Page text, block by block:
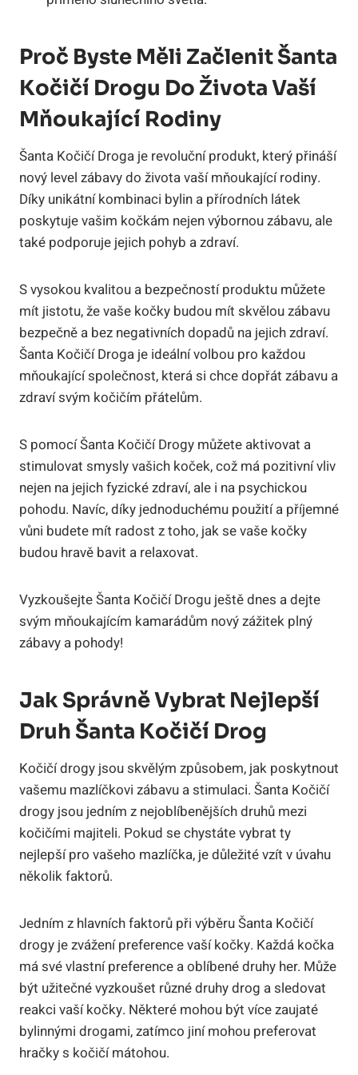
Proč⁢ Byste Měli Začlenit Šanta
Kočičí⁢ Drogu Do Života Vaší
Mňoukající Rodiny
Šanta Kočičí Droga ⁣je⁤ revoluční ‍produkt, který přináší
nový level zábavy do ‍života vaší ⁤mňoukající rodiny.
Díky unikátní kombinaci bylin ⁢a přírodních látek
poskytuje vašim kočkám nejen výbornou ⁣zábavu,‌ ale
také ‍podporuje jejich pohyb a zdraví.
S vysokou kvalitou a ⁣bezpečností produktu můžete
mít jistotu, že vaše⁢ kočky ‌budou mít skvělou‍ zábavu
bezpečně‌ a bez negativních dopadů na jejich zdraví.
Šanta Kočičí Droga je ideální volbou pro každou ​
mňoukající společnost, která si chce dopřát ‌zábavu a
zdraví svým ​kočičím přátelům.
S pomocí Šanta Kočičí Drogy můžete aktivovat a
stimulovat smysly vašich koček, což má pozitivní vliv‍
nejen ⁤na jejich ‌fyzické zdraví, ale⁤ i na psychickou
pohodu. Navíc, díky jednoduchému použití a příjemné
‍vůni budete‌ mít radost z toho, jak ‌se vaše kočky
budou hravě bavit⁢ a relaxovat.
Vyzkoušejte Šanta Kočičí Drogu ještě⁤ dnes a‍ dejte
svým mňoukajícím ​kamarádům nový zážitek plný
zábavy a pohody!
Jak Správně Vybrat Nejlepší⁤
Druh​ Šanta⁣ Kočičí Drog
Kočičí drogy⁤ jsou skvělým způsobem, jak poskytnout
vašemu mazlíčkovi zábavu a ⁤stimulaci. ​Šanta Kočičí
‌drogy jsou jedním ⁣z ​nejoblíbenějších​ druhů mezi
kočičími majiteli. Pokud⁣ se chystáte vybrat ty
nejlepší ⁢pro vašeho mazlíčka,​ je důležité vzít v úvahu
několik ⁢faktorů.
Jedním z hlavních faktorů při výběru Šanta Kočičí
⁣drogy je⁤ zvážení preference vaší kočky.​ Každá kočka
má⁢ své vlastní preference ‍a oblíbené druhy⁤ her. Může
být užitečné vyzkoušet ‌různé⁣ druhy drog a sledovat
reakci vaší kočky. Některé ⁢mohou ⁤být více zaujaté
bylinnými drogami, zatímco jiní ⁢mohou preferovat
hračky s kočičí mátohou.